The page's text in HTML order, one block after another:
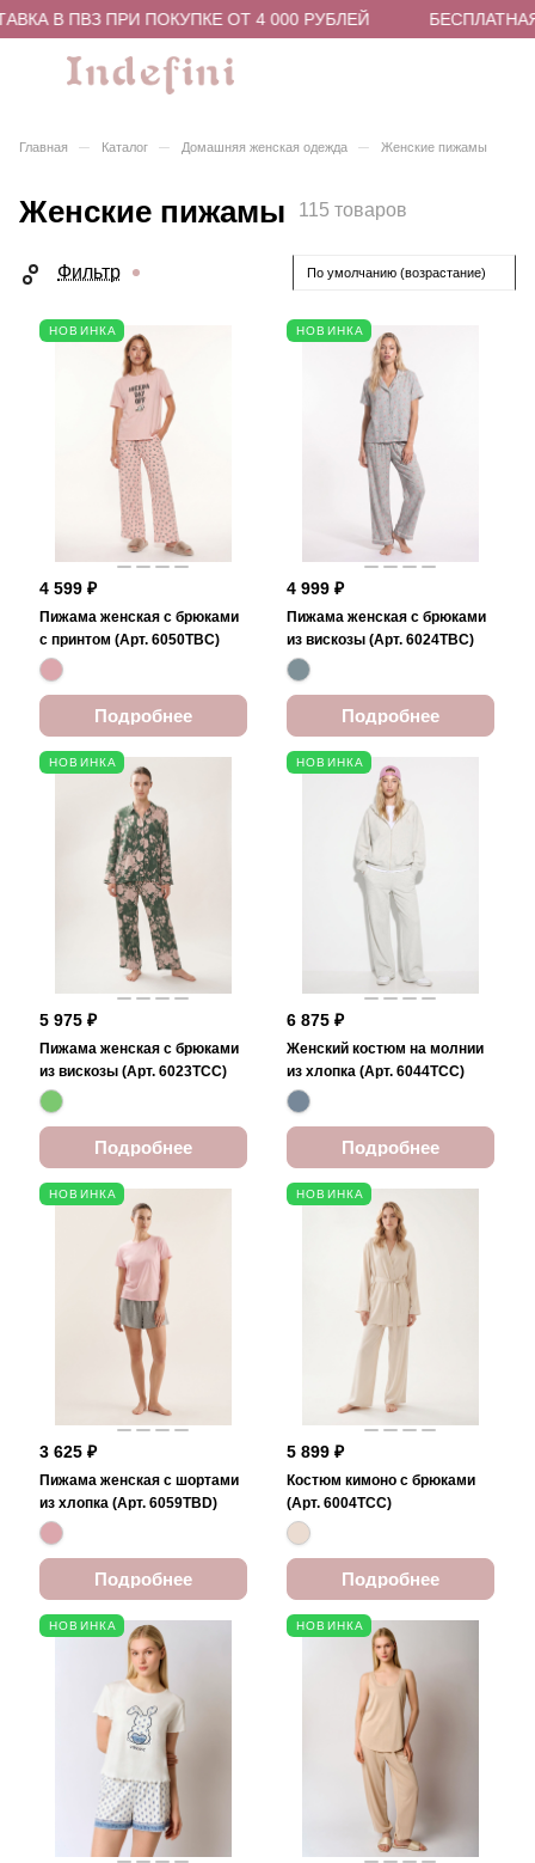
В ПВЗ ПРИ ПОКУПКЕ ОТ 4 000 РУБЛЕЙ БЕСПЛАТНАЯ
Главная – Каталог – Домашняя женская одежда – Женские пижамы
Женские пижамы 115 товаров
Фильтр По умолчанию (возрастание)
НОВИНКА
4 599 ₽
Пижама женская с брюками
с принтом (Арт. 6050TBC)
Подробнее
НОВИНКА
4 999 ₽
Пижама женская с брюками
из вискозы (Арт. 6024TBC)
Подробнее
НОВИНКА
5 975 ₽
Пижама женская с брюками
из вискозы (Арт. 6023TCC)
Подробнее
НОВИНКА
6 875 ₽
Женский костюм на молнии
из хлопка (Арт. 6044TCC)
Подробнее
НОВИНКА
3 625 ₽
Пижама женская с шортами
из хлопка (Арт. 6059TBD)
Подробнее
НОВИНКА
5 899 ₽
Костюм кимоно с брюками
(Арт. 6004TCC)
Подробнее
НОВИНКА НОВИНКА